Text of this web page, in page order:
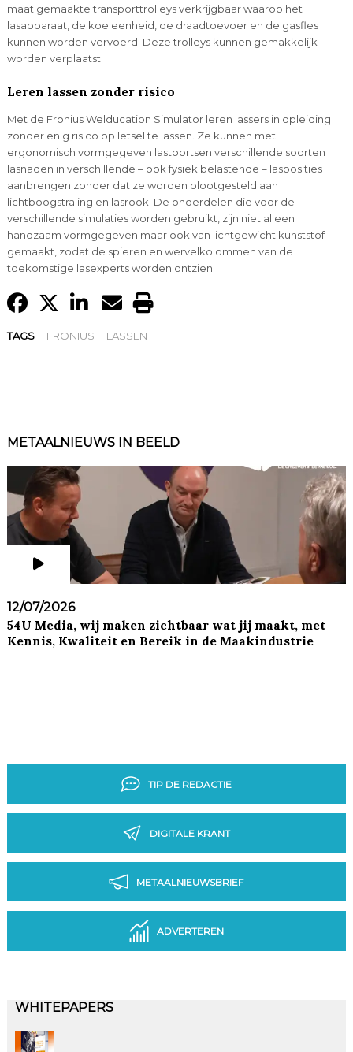
maat gemaakte transporttrolleys verkrijgbaar waarop het
lasapparaat, de koeleenheid, de draadtoevoer en de gasfles
kunnen worden vervoerd. Deze trolleys kunnen gemakkelijk
worden verplaatst.
Leren lassen zonder risico
Met de Fronius Welducation Simulator leren lassers in opleiding
zonder enig risico op letsel te lassen. Ze kunnen met
ergonomisch vormgegeven lastoortsen verschillende soorten
lasnaden in verschillende – ook fysiek belastende – lasposities
aanbrengen zonder dat ze worden blootgesteld aan
lichtboogstraling en lasrook. De onderdelen die voor de
verschillende simulaties worden gebruikt, zijn niet alleen
handzaam vormgegeven maar ook van lichtgewicht kunststof
gemaakt, zodat de spieren en wervelkolommen van de
toekomstige lasexperts worden ontzien.
TAGS FRONIUS LASSEN
METAALNIEUWS IN BEELD
12/07/2026
54U Media, wij maken zichtbaar wat jij maakt, met
Kennis, Kwaliteit en Bereik in de Maakindustrie
TIP DE REDACTIE
DIGITALE KRANT
METAALNIEUWSBRIEF
ADVERTEREN
WHITEPAPERS